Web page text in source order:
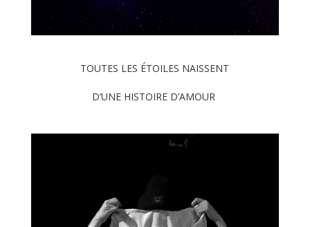
TOUTES LES ÉTOILES NAISSENT
D’UNE HISTOIRE D’AMOUR